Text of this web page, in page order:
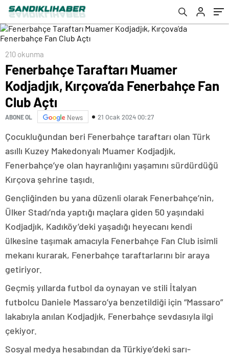
210 okunma
Fenerbahçe Taraftarı Muamer
Kodjadjık, Kırçova’da Fenerbahçe Fan
Club Açtı
ABONE OL News 21 Ocak 2024 00:27
Çocukluğundan beri Fenerbahçe taraftarı olan Türk
asıllı Kuzey Makedonyalı Muamer Kodjadjık,
Fenerbahçe’ye olan hayranlığını yaşamını sürdürdüğü
Kırçova şehrine taşıdı.
Gençliğinden bu yana düzenli olarak Fenerbahçe’nin,
Ülker Stadı’nda yaptığı maçlara giden 50 yaşındaki
Kodjadjık, Kadıköy’deki yaşadığı heyecanı kendi
ülkesine taşımak amacıyla Fenerbahçe Fan Club isimli
mekanı kurarak, Fenerbahçe taraftarlarını bir araya
getiriyor.
Geçmiş yıllarda futbol da oynayan ve stili İtalyan
futbolcu Daniele Massaro’ya benzetildiği için “Massaro”
lakabıyla anılan Kodjadjık, Fenerbahçe sevdasıyla ilgi
çekiyor.
Sosyal medya hesabından da Türkiye’deki sarı-